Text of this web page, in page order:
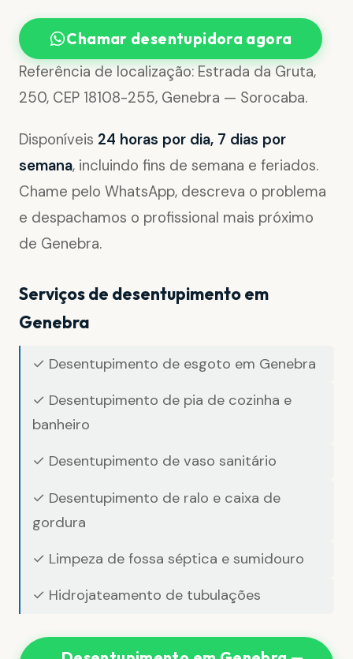
Chamar desentupidora agora
Referência de localização: Estrada da Gruta,
250, CEP 18108-255, Genebra — Sorocaba.
Disponíveis 24 horas por dia, 7 dias por
semana, incluindo fins de semana e feriados.
Chame pelo WhatsApp, descreva o problema
e despachamos o profissional mais próximo
de Genebra.
Serviços de desentupimento em
Genebra
✓ Desentupimento de esgoto em Genebra
✓ Desentupimento de pia de cozinha e
banheiro
✓ Desentupimento de vaso sanitário
✓ Desentupimento de ralo e caixa de
gordura
✓ Limpeza de fossa séptica e sumidouro
✓ Hidrojateamento de tubulações